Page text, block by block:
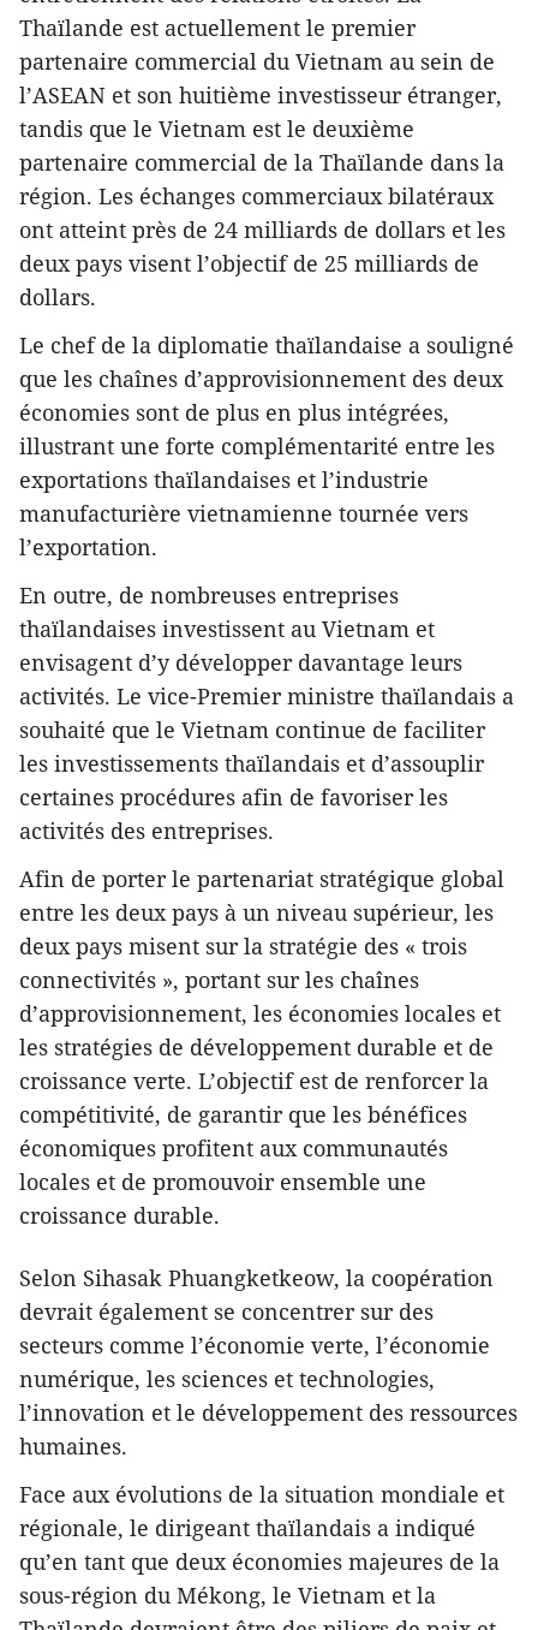
Thaïlande est actuellement le premier
partenaire commercial du Vietnam au sein de
l’ASEAN et son huitième investisseur étranger,
tandis que le Vietnam est le deuxième
partenaire commercial de la Thaïlande dans la
région. Les échanges commerciaux bilatéraux
ont atteint près de 24 milliards de dollars et les
deux pays visent l’objectif de 25 milliards de
dollars.
Le chef de la diplomatie thaïlandaise a souligné
que les chaînes d’approvisionnement des deux
économies sont de plus en plus intégrées,
illustrant une forte complémentarité entre les
exportations thaïlandaises et l’industrie
manufacturière vietnamienne tournée vers
l’exportation.
En outre, de nombreuses entreprises
thaïlandaises investissent au Vietnam et
envisagent d’y développer davantage leurs
activités. Le vice-Premier ministre thaïlandais a
souhaité que le Vietnam continue de faciliter
les investissements thaïlandais et d’assouplir
certaines procédures afin de favoriser les
activités des entreprises.
Afin de porter le partenariat stratégique global
entre les deux pays à un niveau supérieur, les
deux pays misent sur la stratégie des « trois
connectivités », portant sur les chaînes
d’approvisionnement, les économies locales et
les stratégies de développement durable et de
croissance verte. L’objectif est de renforcer la
compétitivité, de garantir que les bénéfices
économiques profitent aux communautés
locales et de promouvoir ensemble une
croissance durable.
Selon Sihasak Phuangketkeow, la coopération
devrait également se concentrer sur des
secteurs comme l’économie verte, l’économie
numérique, les sciences et technologies,
l’innovation et le développement des ressources
humaines.
Face aux évolutions de la situation mondiale et
régionale, le dirigeant thaïlandais a indiqué
qu’en tant que deux économies majeures de la
sous-région du Mékong, le Vietnam et la